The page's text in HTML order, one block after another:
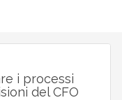
i processi
del CFO